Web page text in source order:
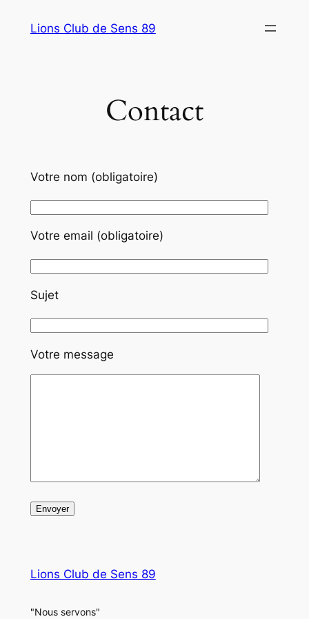
Lions Club de Sens 89
Contact
Votre nom (obligatoire)
Votre email (obligatoire)
Sujet
Votre message
Lions Club de Sens 89
"Nous servons"